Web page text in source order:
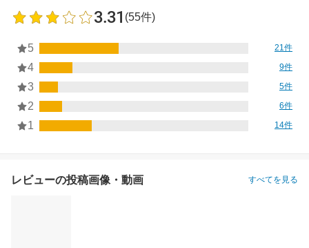
3.31 (55件)
5 21件
4 9件
3 5件
2 6件
1 14件
レビューの投稿画像・動画 すべてを見る